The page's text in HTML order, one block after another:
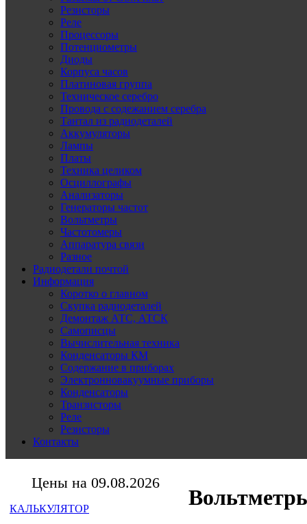
Резисторы
Реле
Процессоры
Потенциометры
Диоды
Корпуса часов
Платиновая группа
Техническое серебро
Провода с содежанием серебра
Тантал из радиодеталей
Аккумуляторы
Лампы
Платы
Техника целиком
Осциллографы
Анализаторы
Генераторы частот
Вольтметры
Частотомеры
Аппаратура связи
Разное
Радиодетали почтой
Информация
Коротко о главном
Скупка радиодеталей
Демонтаж АТС, АТСК
Самописцы
Вычислительная техника
Конденсаторы КМ
Содержание в приборах
Электронновакуумные приборы
Конденсаторы
Транзисторы
Реле
Резисторы
Контакты
Цены на 09.08.2026
КАЛЬКУЛЯТОР